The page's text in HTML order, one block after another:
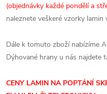
(objednávky každé pondělí a
naleznete veškeré vzorky
Dále k tomuto zboží nabízíme
Dýhované hrany u nás najdete
CENY LAMIN NA POPTÁNÍ